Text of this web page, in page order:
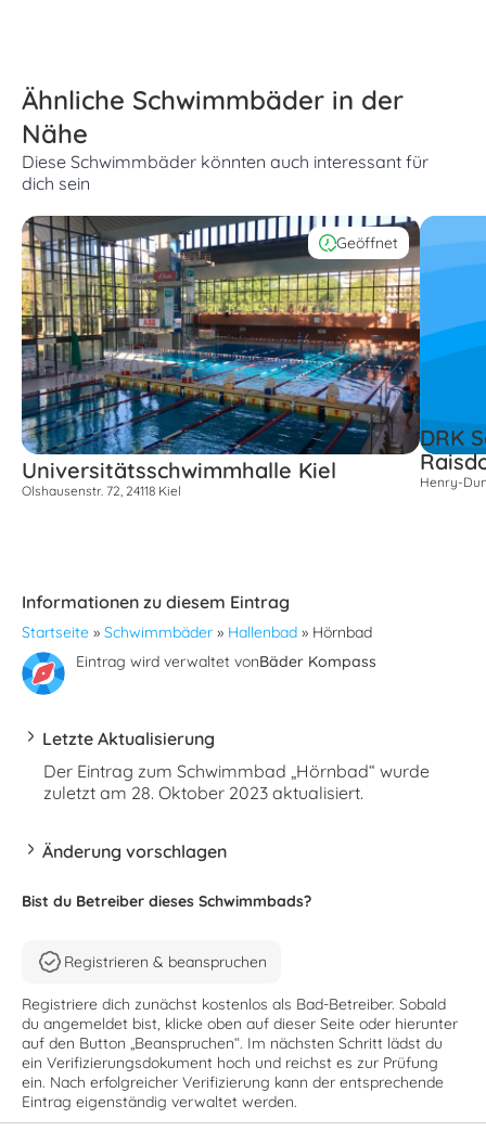
Ähnliche Schwimmbäder in der
Nähe
Diese Schwimmbäder könnten auch interessant für
dich sein
Geöffnet
Universitätsschwimmhalle Kiel
Olshausenstr. 72, 24118 Kiel
DRK
Henry-
Informationen zu diesem Eintrag
Startseite » Schwimmbäder » Hallenbad » Hörnbad
Eintrag wird verwaltet vonBäder Kompass
Letzte Aktualisierung
Der Eintrag zum Schwimmbad „Hörnbad“ wurde
zuletzt am 28. Oktober 2023 aktualisiert.
Änderung vorschlagen
Bist du Betreiber dieses Schwimmbads?
Registrieren & beanspruchen
Registriere dich zunächst kostenlos als Bad-Betreiber. Sobald
du angemeldet bist, klicke oben auf dieser Seite oder hierunter
auf den Button „Beanspruchen“. Im nächsten Schritt lädst du
ein Verifizierungsdokument hoch und reichst es zur Prüfung
ein. Nach erfolgreicher Verifizierung kann der entsprechende
Eintrag eigenständig verwaltet werden.